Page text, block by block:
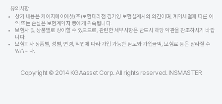
유의사항
상기 내용은 케이지에이에셋(주)보험대리점 김기영 보험설계사의 의견이며, 계약체결에 따른 이
익 또는 손실은 보험계약자 등에게 귀속됩니다.
보험사 및 상품별로 상이할 수 있으므로, 관련한 세부사항은 반드시 해당 약관을 참조하시기 바랍
니다.
보험회사 상품별, 성별, 연령, 직업에 따라 가입 가능한 담보와 가입금액, 보험료 등은 달라질 수
있습니다.
Copyright © 2014 KGAasset Corp. All rights reserved. INSMASTER